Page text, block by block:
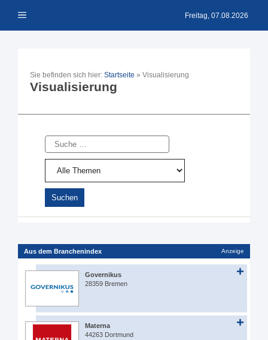
Inhalt Menü Freitag, 07.08.2026
Sie befinden sich hier: Startseite » Visualisierung
Visualisierung
Suche
Aus dem Branchenindex Anzeige
Governikus
28359 Bremen
Materna
44263 Dortmund